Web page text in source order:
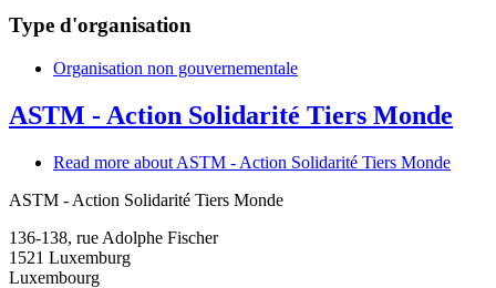
Type d'organisation
Organisation non gouvernementale
ASTM - Action Solidarité Tiers Monde
Read more about ASTM - Action Solidarité Tiers Monde
ASTM - Action Solidarité Tiers Monde
136-138, rue Adolphe Fischer
1521 Luxemburg
Luxembourg